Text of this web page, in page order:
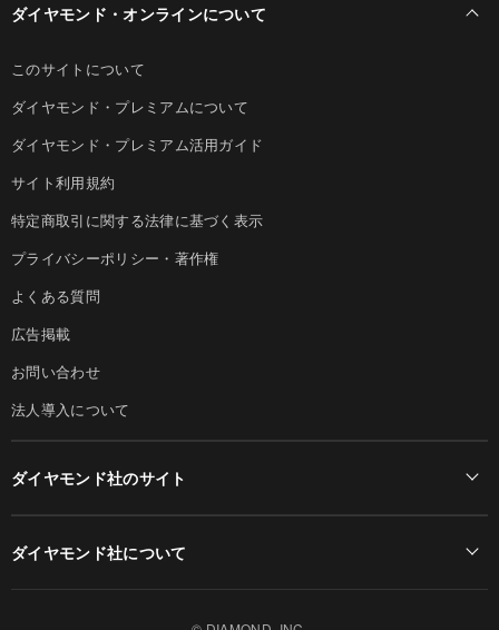
ダイヤモンド・オンラインについて
このサイトについて
ダイヤモンド・プレミアムについて
ダイヤモンド・プレミアム活用ガイド
サイト利用規約
特定商取引に関する法律に基づく表示
プライバシーポリシー・著作権
よくある質問
広告掲載
お問い合わせ
法人導入について
ダイヤモンド社のサイト
ダイヤモンド社について